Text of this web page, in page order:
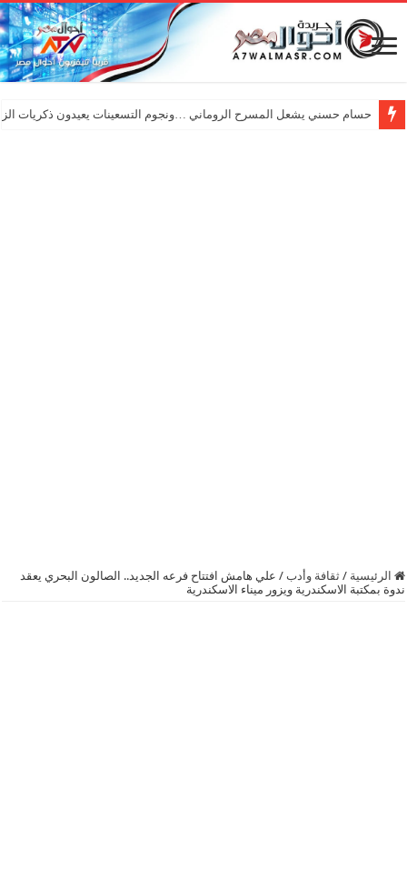
حسام حسني يشعل المسرح الروماني …ونجوم التسعينات يعيدون ذكريات
الرئيسية / ثقافة وأدب / علي هامش افتتاح فرعه الجديد.. الصالون البحري يعقد
ندوة بمكتبة الاسكندرية ويزور ميناء الاسكندرية